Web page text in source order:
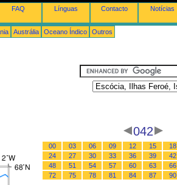
FAQ Línguas Contacto Notícias
Austrália Oceano Índico Outros
042
00 03 06 09 12 15 18
24
27 30 33 36 39 42
48
51 54 57 60 63 66
72
75 78 81 84 87 90